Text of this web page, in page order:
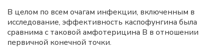
В целом по всем очагам инфекции, включенным в
исследование, эффективность каспофунгина была
сравнима с таковой амфотерицина B в отношении
первичной конечной точки.